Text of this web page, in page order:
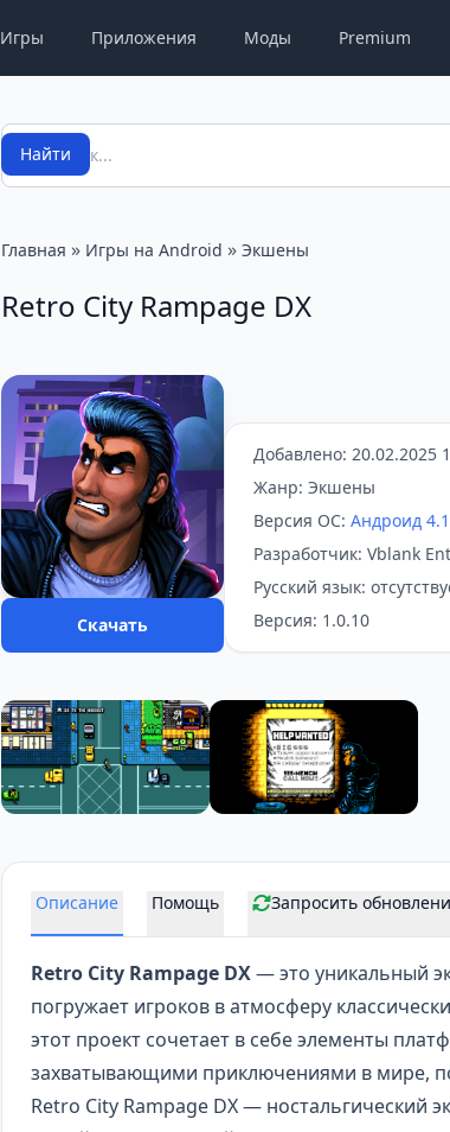
Игры Приложения Моды Premium
Поиск
Найти
Главная » Игры на Android » Экшены
Retro City Rampage DX
Скачать
Добавлено: 20.02.2025
Жанр: Экшены
Версия ОС: Андроид 4.1
Разработчик: Vblank
Русский язык:
Версия: 1.0.10
Описание Помощь Запросить
Retro City Rampage DX— это уникальный
погружает игроков в атмосферу
этот проект сочетает в себе элементы
захватывающими приключениями в мире,
Retro City Rampage DX — ностальгический